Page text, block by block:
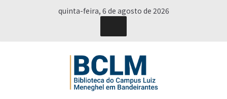
quinta-feira, 6 de agosto de 2026